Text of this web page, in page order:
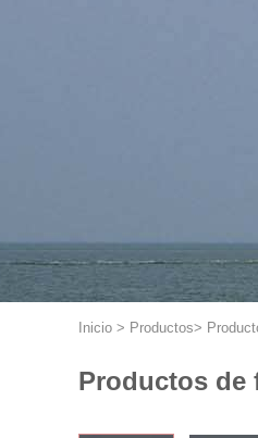
Inicio > Productos>
Productos de